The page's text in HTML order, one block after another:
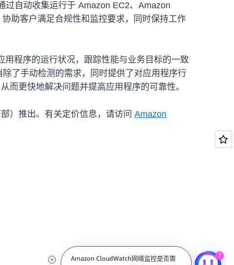
过自动收集运行于 Amazon EC2、Amazon
助客户满足合规性和监控要求，同时保持工作
程序的运行状况，跟踪性能与业务目标的一致
了手动检测的需求，同时提供了对应用程序行
而更快地解决问题并提高应用程序的可靠性。
）推出。有关定价信息，请访问 Amazon
Amazon CloudWatch网络监控是否需
1